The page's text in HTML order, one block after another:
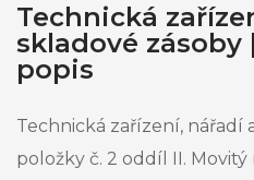
Technická
skladové zásoby
popis
Technická zařízení, nářadí
položky č. 2 oddíl II.